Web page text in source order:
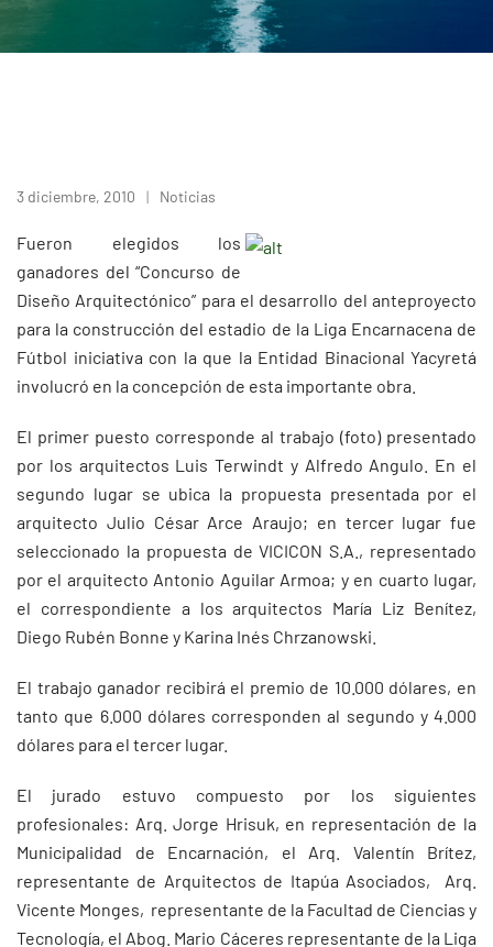
3 diciembre, 2010 Noticias
Fueron elegidos los
ganadores del “Concurso de
Diseño Arquitectónico” para el desarrollo del anteproyecto
para la construcción del estadio de la Liga Encarnacena de
Fútbol iniciativa con la que la Entidad Binacional Yacyretá
involucró en la concepción de esta importante obra.
El primer puesto corresponde al trabajo (foto) presentado
por los arquitectos Luis Terwindt y Alfredo Angulo. En el
segundo lugar se ubica la propuesta presentada por el
arquitecto Julio César Arce Araujo; en tercer lugar fue
seleccionado la propuesta de VICICON S.A., representado
por el arquitecto Antonio Aguilar Armoa; y en cuarto lugar,
el correspondiente a los arquitectos María Liz Benítez,
Diego Rubén Bonne y Karina Inés Chrzanowski.
El trabajo ganador recibirá el premio de 10.000 dólares, en
tanto que 6.000 dólares corresponden al segundo y 4.000
dólares para el tercer lugar.
El jurado estuvo compuesto por los siguientes
profesionales: Arq. Jorge Hrisuk, en representación de la
Municipalidad de Encarnación, el Arq. Valentín Brítez,
representante de Arquitectos de Itapúa Asociados, Arq.
Vicente Monges, representante de la Facultad de Ciencias y
Tecnología, el Abog. Mario Cáceres representante de la Liga